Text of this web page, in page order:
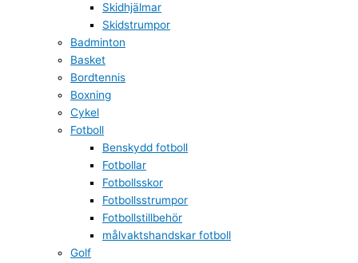
Skidhjälmar
Skidstrumpor
Badminton
Basket
Bordtennis
Boxning
Cykel
Fotboll
Benskydd fotboll
Fotbollar
Fotbollsskor
Fotbollsstrumpor
Fotbollstillbehör
målvaktshandskar fotboll
Golf